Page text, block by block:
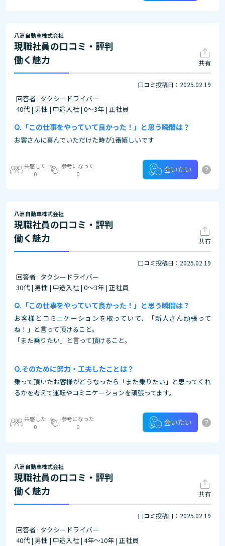
八洲自動車株式会社
現職社員の口コミ・評判
働く魅力
共有
口コミ投稿日：2025.02.19
回答者 : タクシードライバー
40代 | 男性 | 中途入社 | 0～3年 | 正社員
「この仕事をやっていて良かった！」と思う瞬間は？
お客さんに喜んでいただけた時が1番嬉しいです
共感した
0
参考になった
0
会いたい ?
八洲自動車株式会社
現職社員の口コミ・評判
働く魅力
共有
口コミ投稿日：2025.02.19
回答者 : タクシードライバー
30代 | 男性 | 中途入社 | 0～3年 | 正社員
「この仕事をやっていて良かった！」と思う瞬間は？
お客様とコミニケーションを取っていて、「新人さん頑張って
ね！」と言って頂けること。
「また乗りたい」と言って頂けること。
そのために努力・工夫したことは？
乗って頂いたお客様がどうなったら「また乗りたい」と思ってくれ
るかを考えて運転やコミニケーションを頑張ってます。
共感した
0
参考になった
0
会いたい ?
八洲自動車株式会社
現職社員の口コミ・評判
働く魅力
共有
口コミ投稿日：2025.02.19
回答者 : タクシードライバー
40代 | 男性 | 中途入社 | 4年～10年 | 正社員